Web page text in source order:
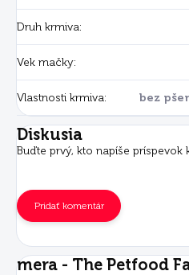
Druh krmiva:
Vek mačky:
Vlastnosti krmiva: bez
Diskusia
Buďte prvý, kto napíše príspevok
Pridať komentár
mera - The Petfood